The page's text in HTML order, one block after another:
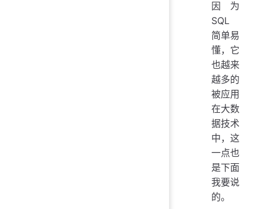
因为
SQL
简单易
懂，它
也越来
越多的
被应用
在大数
据技术
中，这
一点也
是下面
我要说
的。